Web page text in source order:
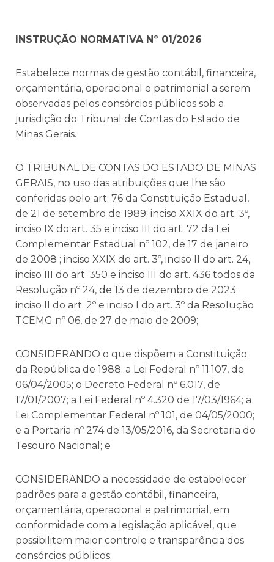
INSTRUÇÃO NORMATIVA Nº 01/2026
Estabelece normas de gestão contábil, financeira,
orçamentária, operacional e patrimonial a serem
observadas pelos consórcios públicos sob a
jurisdição do Tribunal de Contas do Estado de
Minas Gerais.
O TRIBUNAL DE CONTAS DO ESTADO DE MINAS
GERAIS, no uso das atribuições que lhe são
conferidas pelo art. 76 da Constituição Estadual,
de 21 de setembro de 1989; inciso XXIX do art. 3º,
inciso IX do art. 35 e inciso III do art. 72 da Lei
Complementar Estadual nº 102, de 17 de janeiro
de 2008 ; inciso XXIX do art. 3º, inciso II do art. 24,
inciso III do art. 350 e inciso III do art. 436 todos da
Resolução nº 24, de 13 de dezembro de 2023;
inciso II do art. 2º e inciso I do art. 3º da Resolução
TCEMG nº 06, de 27 de maio de 2009;
CONSIDERANDO o que dispõem a Constituição
da República de 1988; a Lei Federal nº 11.107, de
06/04/2005; o Decreto Federal nº 6.017, de
17/01/2007; a Lei Federal nº 4.320 de 17/03/1964; a
Lei Complementar Federal nº 101, de 04/05/2000;
e a Portaria nº 274 de 13/05/2016, da Secretaria do
Tesouro Nacional; e
CONSIDERANDO a necessidade de estabelecer
padrões para a gestão contábil, financeira,
orçamentária, operacional e patrimonial, em
conformidade com a legislação aplicável, que
possibilitem maior controle e transparência dos
consórcios públicos;